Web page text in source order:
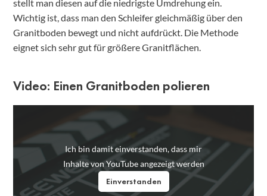
stellt man diesen auf die niedrigste Umdrehung ein.
Wichtig ist, dass man den Schleifer gleichmäßig über den
Granitboden bewegt und nicht aufdrückt. Die Methode
eignet sich sehr gut für größere Granitflächen.
Video: Einen Granitboden polieren
Ich bin damit einverstanden, dass mir
Inhalte von YouTube angezeigt werden
Einverstanden